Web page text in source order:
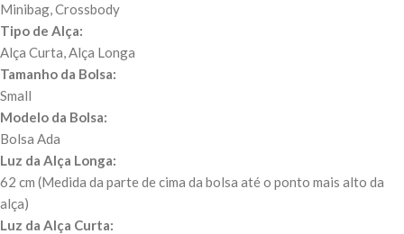
Minibag, Crossbody
Tipo de Alça:
Alça Curta, Alça Longa
Tamanho da Bolsa:
Small
Modelo da Bolsa:
Bolsa Ada
Luz da Alça Longa:
62 cm (Medida da parte de cima da bolsa até o ponto mais alto da
alça)
Luz da Alça Curta: